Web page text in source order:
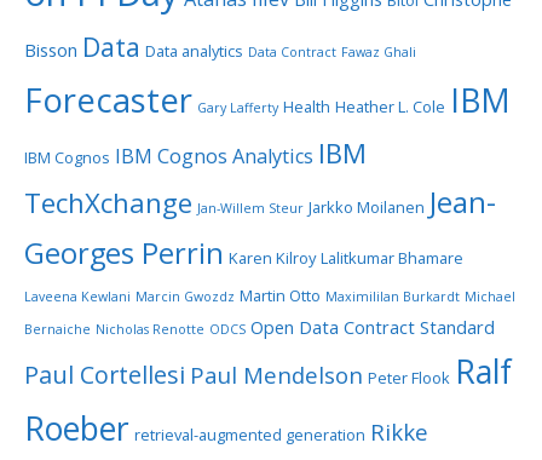
Bisson Data Data analytics Data Contract Fawaz Ghali
Forecaster Gary Lafferty Health Heather L. Cole IBM
IBM Cognos IBM Cognos Analytics IBM
TechXchange Jan-Willem Steur Jarkko Moilanen Jean-
Georges Perrin Karen Kilroy Lalitkumar Bhamare
Laveena Kewlani Marcin Gwozdz Martin Otto Maximililan Burkardt Michael
Bernaiche Nicholas Renotte ODCS Open Data Contract Standard
Paul Cortellesi Paul Mendelson Peter Flook Ralf
Roeber retrieval-augmented generation Rikke